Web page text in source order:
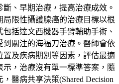
、早期治療，提高治療成效。
限性攝護腺癌的治療目標以根
括達文西機器手臂輔助手術、
關注的海福刀治療。醫師會依
置及疾病期別等因素，評估最適
，治療沒有單一標準答案，隨
醫病共享決策(Shared Decision